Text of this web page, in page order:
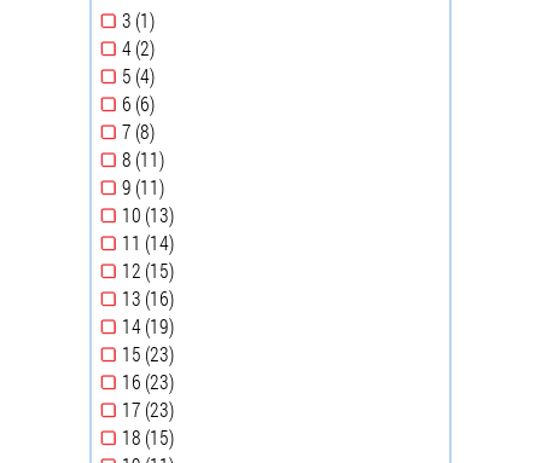
3 (1)
4 (2)
5 (4)
6 (6)
7 (8)
8 (11)
9 (11)
10 (13)
11 (14)
12 (15)
13 (16)
14 (19)
15 (23)
16 (23)
17 (23)
18 (15)